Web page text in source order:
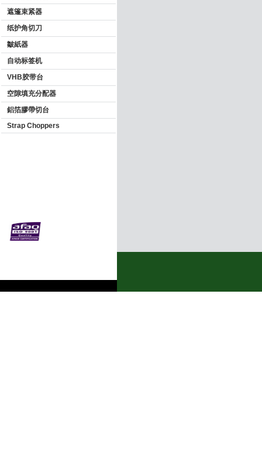
遮篷束紧器
纸护角切刀
皺紙器
自动标签机
VHB胶带台
空隙填充分配器
鋁箔膠帶切台
Strap Choppers